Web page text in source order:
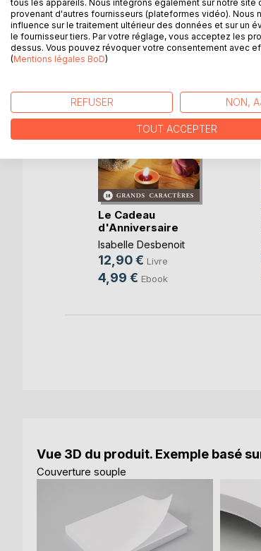
D’AUTRES
Le Cadeau
d'Anniversaire
Isabelle Desbenoit
12,90 € Livre
4,99 € Ebook
Vue 3D du produit. Exemple basé
Couverture souple
tous les appareils. Nous intégrons également sur notre site
provenant d'autres fournisseurs (plateformes vidéo). Nous
influence sur le traitement ultérieur des données et sur un
le fournisseur tiers. Par votre réglage, vous acceptez les
dessus. Vous pouvez révoquer votre consentement avec
(Mentions légales BoD)
REFUSER NON,
TOUT ACCEPTER